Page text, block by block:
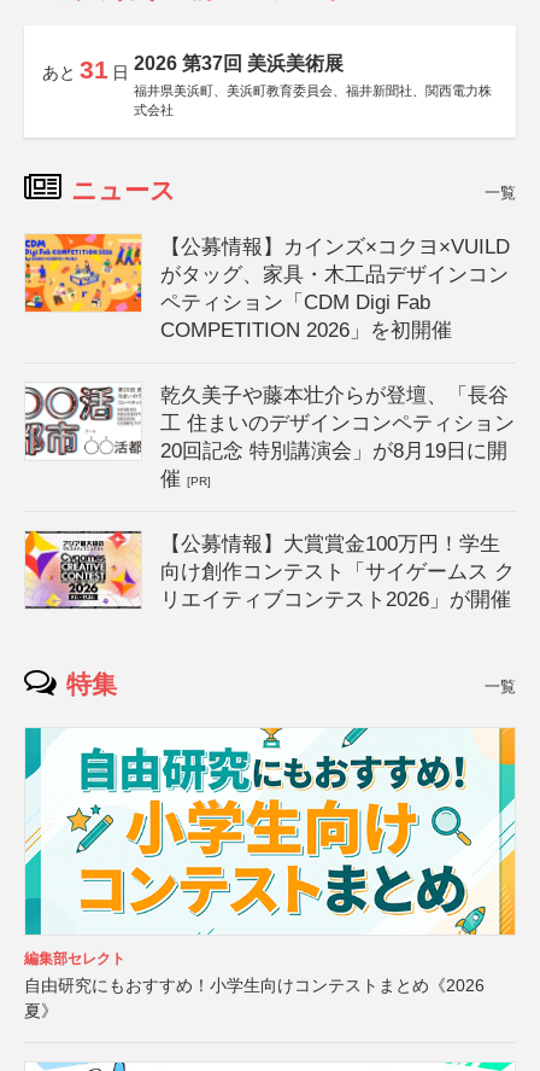
あと 31 日 2026 第37回 美浜美術展
福井県美浜町、美浜町教育委員会、福井新聞社、関西電力株
式会社
ニュース 一覧
【公募情報】カインズ×コクヨ×VUILD
がタッグ、家具・木工品デザインコン
ペティション「CDM Digi Fab
COMPETITION 2026」を初開催
乾久美子や藤本壮介らが登壇、「長谷
工 住まいのデザインコンペティション
20回記念 特別講演会」が8月19日に開
催[PR]
【公募情報】大賞賞金100万円！学生
向け創作コンテスト「サイゲームス ク
リエイティブコンテスト2026」が開催
特集 一覧
編集部セレクト
自由研究にもおすすめ！小学生向けコンテストまとめ《2026
夏》